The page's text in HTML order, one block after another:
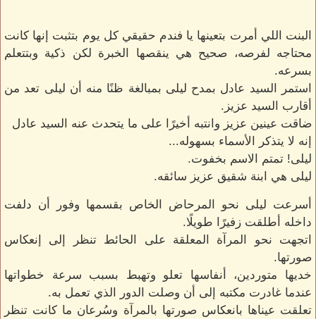
البنت اللي أمرت بتعينها يا فندم حقيقي كل يوم بتثبت إنها كانت
محتاجه لفرصه، صحيح هي ينقصها الخبرة لكن ذكية وبتتعلم
بسرعه.
استمر السيد عادل بمدح ليلى بمبالغة ظنًا منه أن ليلى تعد من
أقارب السيد عزيز.
ضاقت عينين عزيز وانتبه أخيرًا على ما يتحدث عنه السيد عادل
إنه لا يتذكر الأسماء بسهوله...
ليلى! تمتم الاسم بخفوت.
ليلى هي ابنة شقيق عزيز سائقه.
أسرعت ليلى نحو المرحاض الخاص بقسمها وفور أن دلفت
داخله أطلقت زفيرًا طويلًا.
اتجهت نحو المرآة المعلقة على الحائط تنظر إلى إنعكاس
صورتها.
خديها متوردين، أنفاسها تعلو وتهبط بسبب سرعة خطواتها
عندما غادرت مكتبه إلى أن وصلت الدور الذي تعمل به.
تعلقت عيناها بانعكاس صورتها بالمرآة وسُرعان ما كانت تنظر